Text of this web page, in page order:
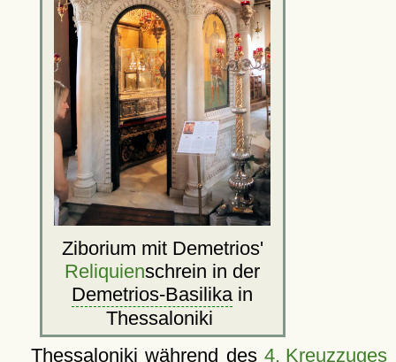
Ziborium mit Demetrios'
Reliquienschrein in der
Demetrios-Basilikain
Thessaloniki
Thessaloniki während des 4. Kreuzzuges